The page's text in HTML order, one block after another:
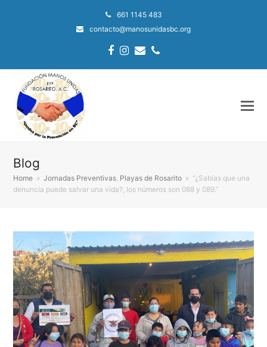
661 1145 483
contacto@manosunidasbc.org
Facebook
Instagram
EmailPhone
Blog
Home » Jornadas Preventivas, Playas de Rosarito » “¿Sabías que una
denuncia puede salvar una vida?, los números son 088 y 089.”